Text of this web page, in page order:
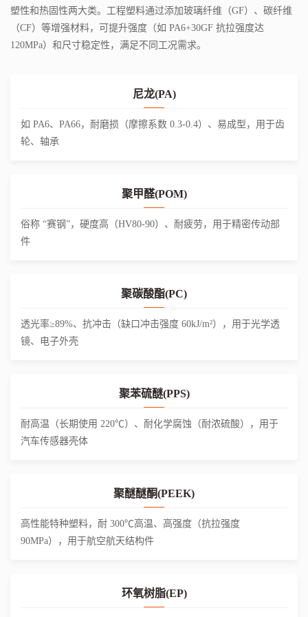
塑性和热固性两大类。工程塑料通过添加玻璃纤维（GF）、碳纤维
（CF）等增强材料，可提升强度（如 PA6+30GF 抗拉强度达
120MPa）和尺寸稳定性，满足不同工况需求。
尼龙(PA)
如 PA6、PA66，耐磨损（摩擦系数 0.3-0.4）、易成型，用于齿
轮、轴承
聚甲醛(POM)
俗称 “赛钢”，硬度高（HV80-90）、耐疲劳，用于精密传动部
件
聚碳酸酯(PC)
透光率≥89%、抗冲击（缺口冲击强度 60kJ/m²），用于光学透
镜、电子外壳
聚苯硫醚(PPS)
耐高温（长期使用 220℃）、耐化学腐蚀（耐浓硫酸），用于
汽车传感器壳体
聚醚醚酮(PEEK)
高性能特种塑料，耐 300℃高温、高强度（抗拉强度
90MPa），用于航空航天结构件
环氧树脂(EP)